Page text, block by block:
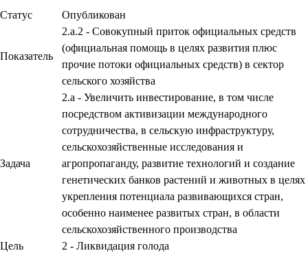
Статус Опубликован
Показатель
2.a.2 - Совокупный приток официальных средств
(официальная помощь в целях развития плюс
прочие потоки официальных средств) в сектор
сельского хозяйства
Задача
2.a - Увеличить инвестирование, в том числе
посредством активизации международного
сотрудничества, в сельскую инфраструктуру,
сельскохозяйственные исследования и
агропропаганду, развитие технологий и создание
генетических банков растений и животных в целях
укрепления потенциала развивающихся стран,
особенно наименее развитых стран, в области
сельскохозяйственного производства
Цель
2 - Ликвидация голода